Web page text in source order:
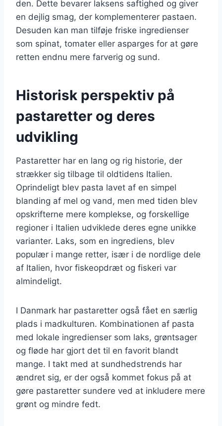
den. Dette bevarer laksens saftighed og giver
en dejlig smag, der komplementerer pastaen.
Desuden kan man tilføje friske ingredienser
som spinat, tomater eller asparges for at gøre
retten endnu mere farverig og sund.
Historisk perspektiv på
pastaretter og deres
udvikling
Pastaretter har en lang og rig historie, der
strækker sig tilbage til oldtidens Italien.
Oprindeligt blev pasta lavet af en simpel
blanding af mel og vand, men med tiden blev
opskrifterne mere komplekse, og forskellige
regioner i Italien udviklede deres egne unikke
varianter. Laks, som en ingrediens, blev
populær i mange retter, især i de nordlige dele
af Italien, hvor fiskeopdræt og fiskeri var
almindeligt.
I Danmark har pastaretter også fået en særlig
plads i madkulturen. Kombinationen af pasta
med lokale ingredienser som laks, grøntsager
og fløde har gjort det til en favorit blandt
mange. I takt med at sundhedstrends har
ændret sig, er der også kommet fokus på at
gøre pastaretter sundere ved at inkludere mere
grønt og mindre fedt.